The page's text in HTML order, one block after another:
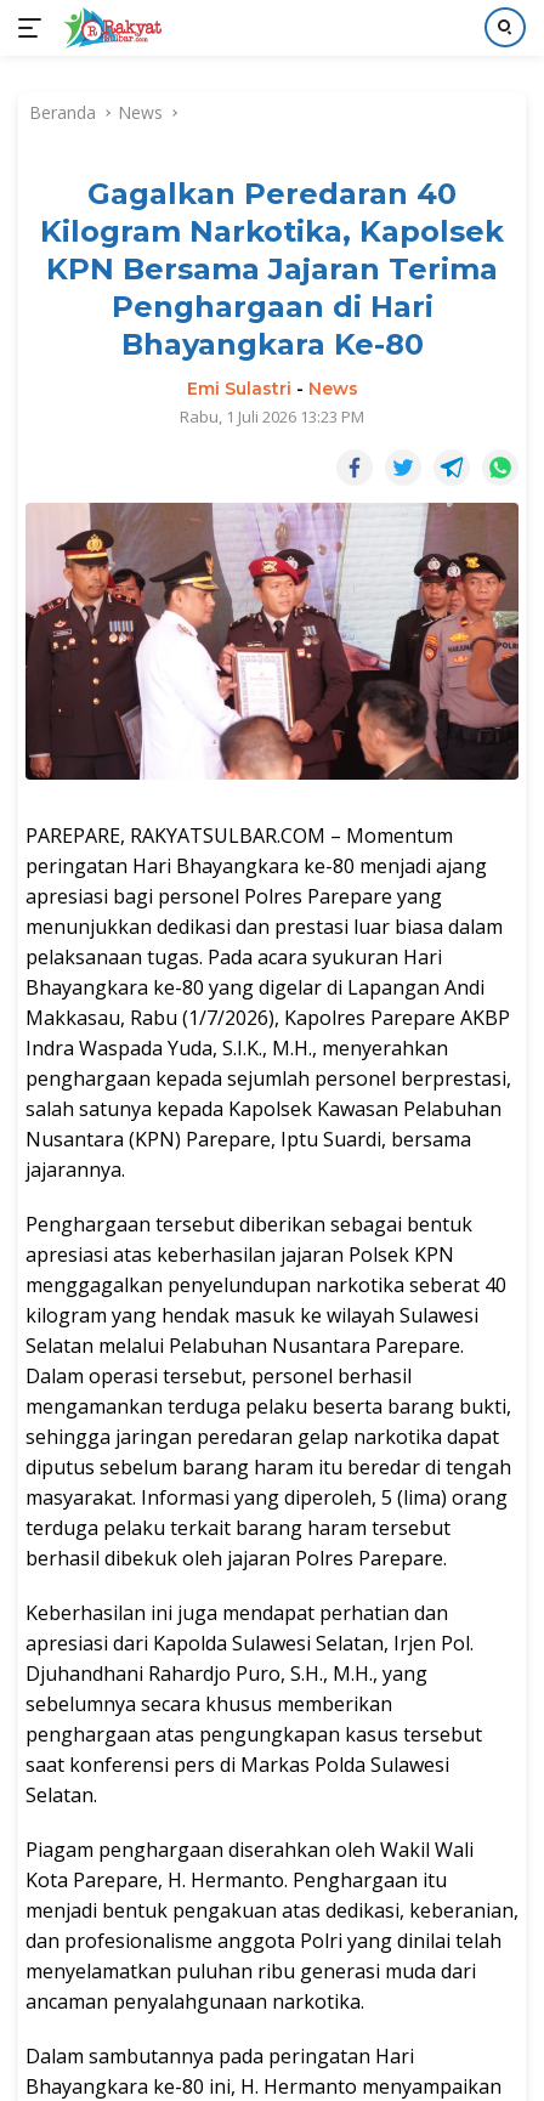
kontenBeranda News
Gagalkan Peredaran 40
Kilogram Narkotika, Kapolsek
KPN Bersama Jajaran Terima
Penghargaan di Hari
Bhayangkara Ke-80
Emi Sulastri - News
Rabu, 1 Juli 2026 13:23 PM
PAREPARE, RAKYATSULBAR.COM – Momentum
peringatan Hari Bhayangkara ke-80 menjadi ajang
apresiasi bagi personel Polres Parepare yang
menunjukkan dedikasi dan prestasi luar biasa dalam
pelaksanaan tugas. Pada acara syukuran Hari
Bhayangkara ke-80 yang digelar di Lapangan Andi
Makkasau, Rabu (1/7/2026), Kapolres Parepare AKBP
Indra Waspada Yuda, S.I.K., M.H., menyerahkan
penghargaan kepada sejumlah personel berprestasi,
salah satunya kepada Kapolsek Kawasan Pelabuhan
Nusantara (KPN) Parepare, Iptu Suardi, bersama
jajarannya.
Penghargaan tersebut diberikan sebagai bentuk
apresiasi atas keberhasilan jajaran Polsek KPN
menggagalkan penyelundupan narkotika seberat 40
kilogram yang hendak masuk ke wilayah Sulawesi
Selatan melalui Pelabuhan Nusantara Parepare.
Dalam operasi tersebut, personel berhasil
mengamankan terduga pelaku beserta barang bukti,
sehingga jaringan peredaran gelap narkotika dapat
diputus sebelum barang haram itu beredar di tengah
masyarakat. Informasi yang diperoleh, 5 (lima) orang
terduga pelaku terkait barang haram tersebut
berhasil dibekuk oleh jajaran Polres Parepare.
Keberhasilan ini juga mendapat perhatian dan
apresiasi dari Kapolda Sulawesi Selatan, Irjen Pol.
Djuhandhani Rahardjo Puro, S.H., M.H., yang
sebelumnya secara khusus memberikan
penghargaan atas pengungkapan kasus tersebut
saat konferensi pers di Markas Polda Sulawesi
Selatan.
Piagam penghargaan diserahkan oleh Wakil Wali
Kota Parepare, H. Hermanto. Penghargaan itu
menjadi bentuk pengakuan atas dedikasi, keberanian,
dan profesionalisme anggota Polri yang dinilai telah
menyelamatkan puluhan ribu generasi muda dari
ancaman penyalahgunaan narkotika.
Dalam sambutannya pada peringatan Hari
Bhayangkara ke-80 ini, H. Hermanto menyampaikan